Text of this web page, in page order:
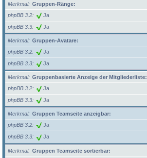
Merkmal
Gruppen-Ränge:
phpBB 3.2
Ja
phpBB 3.3 Ja
Merkmal
Gruppen-Avatare:
phpBB 3.2
Ja
phpBB 3.3 Ja
Merkmal
Gruppenbasierte Anzeige der Mitgliederliste:
phpBB 3.2
Ja
phpBB 3.3 Ja
Merkmal
Gruppen Teamseite anzeigbar:
phpBB 3.2
Ja
phpBB 3.3 Ja
Merkmal
Gruppen Teamseite sortierbar: